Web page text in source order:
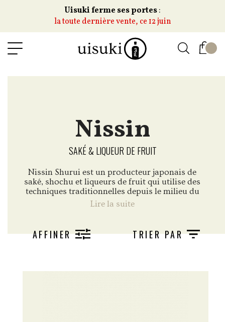
Uisuki ferme ses portes:
la toute dernière vente, ce 12 juin
Nissin
SAKÉ & LIQUEUR DE FRUIT
Nissin Shurui est un producteur japonais de
saké, shochu et liqueurs de fruit qui utilise des
techniques traditionnelles depuis le milieu du
XIXe siècle.
Lire la suite
AFFINER TRIER PAR